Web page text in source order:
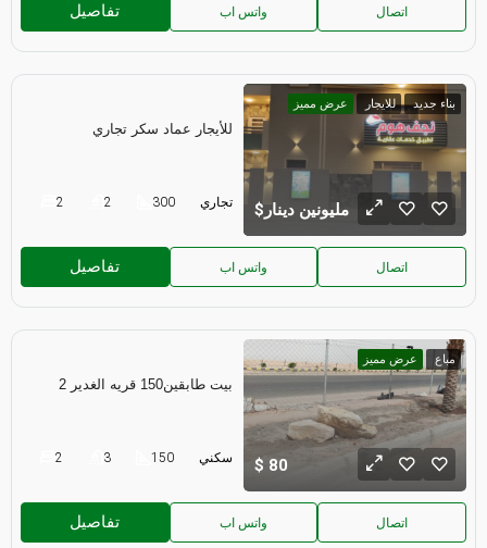
تفاصيل واتس اب اتصال
بناء جديد للايجار عرض مميز
مليونين دينار
للأيجار عماد سكر تجاري
2 2 300 تجاري
تفاصيل واتس اب اتصال
مباع عرض مميز
80
بيت طابقين150 قريه الغدير 2
2 3 150 سكني
تفاصيل واتس اب اتصال